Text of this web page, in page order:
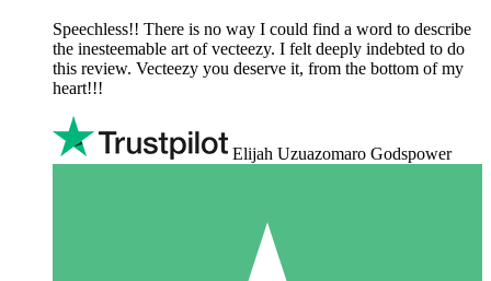
Speechless!! There is no way I could find a word to describe
the inesteemable art of vecteezy. I felt deeply indebted to do
this review. Vecteezy you deserve it, from the bottom of my
heart!!!
Elijah Uzuazomaro Godspower